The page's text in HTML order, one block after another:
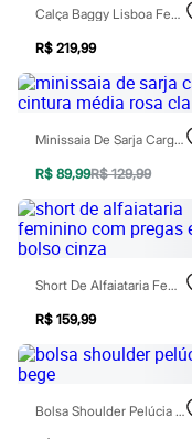
Palomino
Moda íntima
Calcinhas
Cuecas
Meias
Moda praia
Blusas de proteção
Sungas
Personagens
Bluey
Disney
Hello Kitty
Homem Aranha
Minecraft
Patrulha Canina
Sonic
Beleza
Calça Baggy Lisboa Feminina Jeans Mindset Azul
R$ 219,99
Minissaia De Sarja Cargo Cintura Média Rosa Claro
R$ 89,99R$ 129,99
Short De Alfaiataria Feminino Com Pregas E Bolso Cinza
R$ 159,99
Bolsa Shoulder Pelúcia Bege